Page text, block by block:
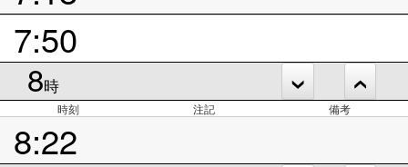
7:50
8時
時刻 注記 備考
8:22